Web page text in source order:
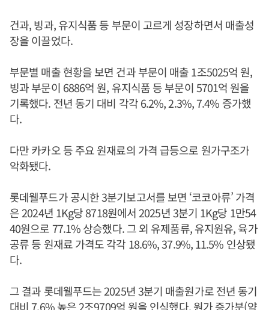
건과, 빙과, 유지식품 등 부문이 고르게 성장하면서 매출성
장을 이끌었다.
부문별 매출 현황을 보면 건과 부문이 매출 1조5025억 원,
빙과 부문이 6886억 원, 유지식품 등 부문이 5701억 원을
기록했다. 전년 동기 대비 각각 6.2%, 2.3%, 7.4% 증가했
다.
다만 카카오 등 주요 원재료의 가격 급등으로 원가구조가
악화됐다.
롯데웰푸드가 공시한 3분기보고서를 보면 ‘코코아류’ 가격
은 2024년 1Kg당 8718원에서 2025년 3분기 1Kg당 1만54
40원으로 77.1% 상승했다. 그 외 유제품류, 유지원유, 육가
공류 등 원재료 가격도 각각 18.6%, 37.9%, 11.5% 인상됐
다.
그 결과 롯데웰푸드는 2025년 3분기 매출원가로 전년 동기
대비 7.6% 높은 2조9709억 원을 인식했다. 원가 증가분(약